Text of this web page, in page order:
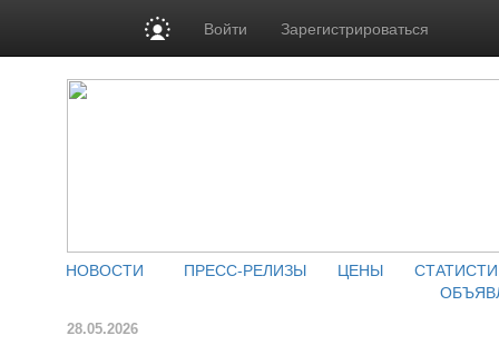
Войти Зарегистрироваться
НОВОСТИ ПРЕСС-РЕЛИЗЫ ЦЕНЫ
28.05.2026